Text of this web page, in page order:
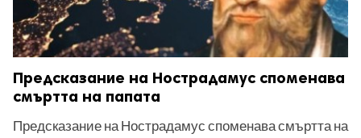
Предсказание на Нострадамус споменава
смъртта на папата
Предсказание на Нострадамус споменава смъртта на